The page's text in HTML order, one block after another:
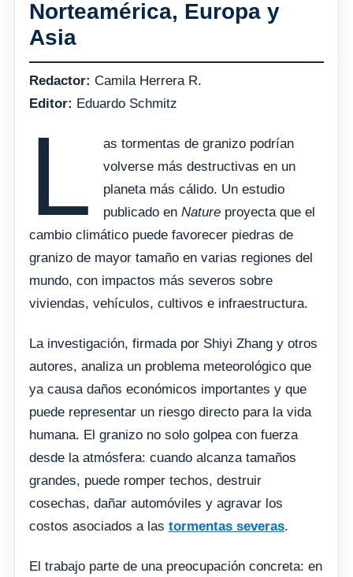
Norteamérica, Europa y
Asia
Redactor: Camila Herrera R.
Editor: Eduardo Schmitz
L
as tormentas de granizo podrían
volverse más destructivas en un
planeta más cálido. Un estudio
publicado enNature proyecta que el
cambio climático puede favorecer piedras de
granizo de mayor tamaño en varias regiones del
mundo, con impactos más severos sobre
viviendas, vehículos, cultivos e infraestructura.
La investigación, firmada por Shiyi Zhang y otros
autores, analiza un problema meteorológico que
ya causa daños económicos importantes y que
puede representar un riesgo directo para la vida
humana. El granizo no solo golpea con fuerza
desde la atmósfera: cuando alcanza tamaños
grandes, puede romper techos, destruir
cosechas, dañar automóviles y agravar los
costos asociados a las tormentas severas.
El trabajo parte de una preocupación concreta: en